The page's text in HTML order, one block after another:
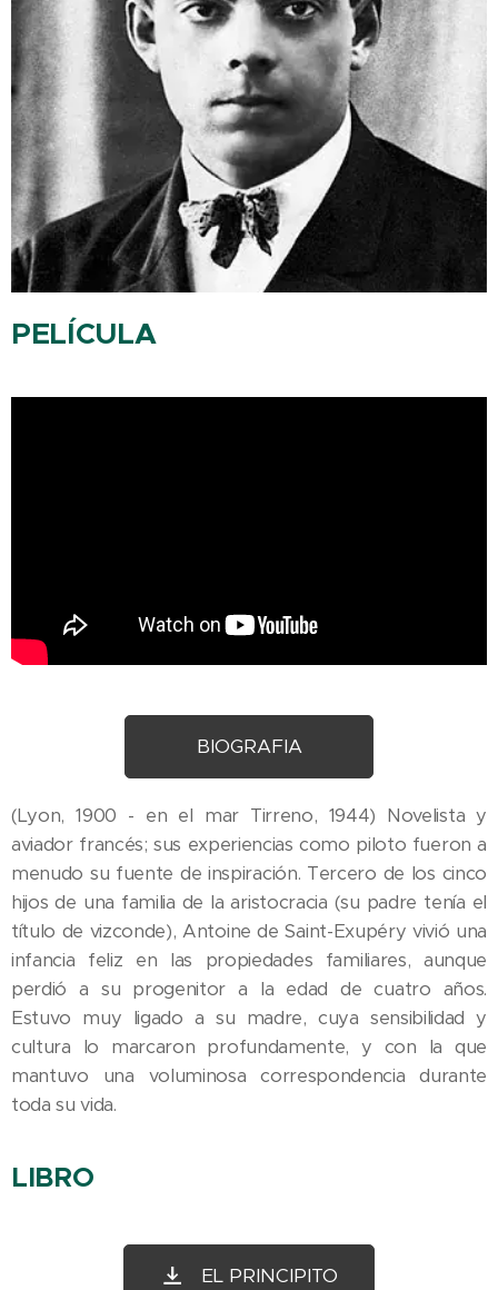
PELÍCULA
BIOGRAFIA
(Lyon, 1900 - en el mar Tirreno, 1944) Novelista y
aviador francés; sus experiencias como piloto fueron a
menudo su fuente de inspiración. Tercero de los cinco
hijos de una familia de la aristocracia (su padre tenía el
título de vizconde), Antoine de Saint-Exupéry vivió una
infancia feliz en las propiedades familiares, aunque
perdió a su progenitor a la edad de cuatro años.
Estuvo muy ligado a su madre, cuya sensibilidad y
cultura lo marcaron profundamente, y con la que
mantuvo una voluminosa correspondencia durante
toda su vida.
LIBRO
EL PRINCIPITO